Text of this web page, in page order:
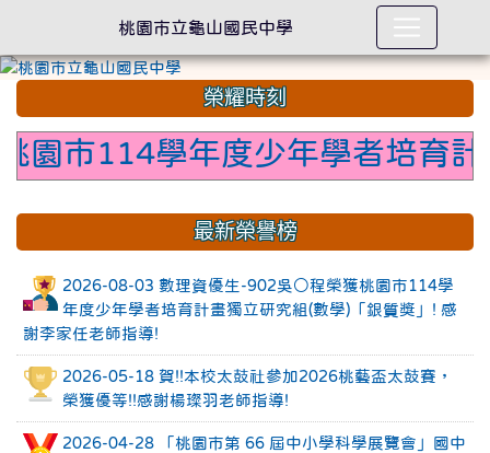
榮耀時刻
114學年度少年學者培育計畫
最新榮譽榜
2026-08-03 數理資優生-902吳○程榮獲桃園市114學
年度少年學者培育計畫獨立研究組(數學)「銀質獎」! 感
謝李家任老師指導!
2026-05-18 賀!!本校太鼓社參加2026桃藝盃太鼓賽，
榮獲優等!!感謝楊璨羽老師指導!
2026-04-28 「桃園市第 66 屆中小學科學展覽會」國中
桃園市立龜山國民中學